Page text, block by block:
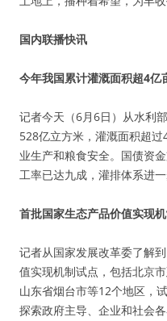
国内联播快讯
今年我国累计灌溉面积超4亿
记者今天（6月6日）从水利
528亿立方米，灌溉面积超
业生产和粮食安全。国债资
工率已达九成，灌排体系进一
首批国家生态产品价值实现
记者从国家发展改革委了解
值实现机制试点，包括北京
山东省烟台市等12个地区，
探索政府主导、企业和社会